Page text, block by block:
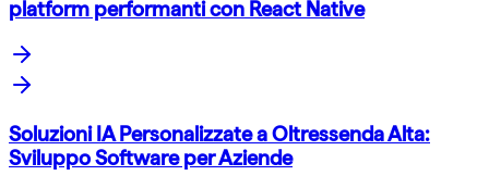
platform performanti con React Native
Soluzioni IA Personalizzate a Oltressenda Alta:
Sviluppo Software per Aziende